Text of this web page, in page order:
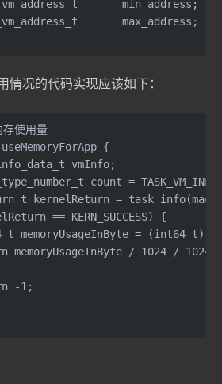
min_address;
max_address;
情况的代码实现应该如下：
使用量
{
vmInfo;
count =
kernelReturn =
== KERN_SUCCESS) {
memoryUsageInByte = (int64_t)
memoryUsageInByte / 1024 / 1024;
-1;